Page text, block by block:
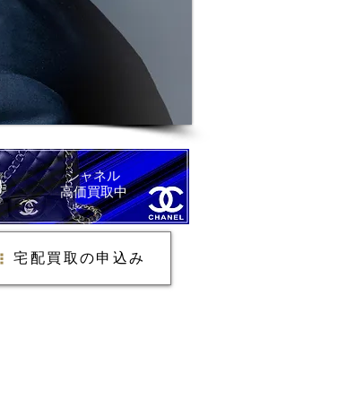
シャネル
​高価買取中
宅配買取の申込み